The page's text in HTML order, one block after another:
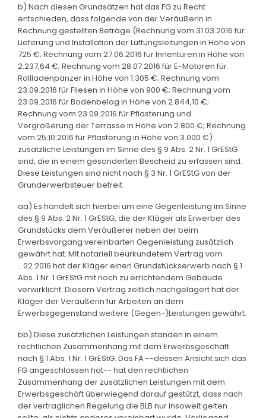
b) Nach diesen Grundsätzen hat das FG zu Recht
entschieden, dass folgende von der Veräußerin in
Rechnung gestellten Beträge (Rechnung vom 31.03.2016 für
Lieferung und Installation der Lüftungsleitungen in Höhe von
725 €; Rechnung vom 27.06.2016 für Innentüren in Höhe von
2.237,64 €; Rechnung vom 28.07.2016 für E-Motoren für
Rollladenpanzer in Höhe von 1.305 €; Rechnung vom
23.09.2016 für Fliesen in Höhe von 900 €; Rechnung vom
23.09.2016 für Bodenbelag in Höhe von 2.844,10 €;
Rechnung vom 23.09.2016 für Pflasterung und
Vergrößerung der Terrasse in Höhe von 2.800 €; Rechnung
vom 25.10.2016 für Pflasterung in Höhe von 3.000 €)
zusätzliche Leistungen im Sinne des § 9 Abs. 2 Nr. 1 GrEStG
sind, die in einem gesonderten Bescheid zu erfassen sind.
Diese Leistungen sind nicht nach § 3 Nr. 1 GrEStG von der
Grunderwerbsteuer befreit.
aa) Es handelt sich hierbei um eine Gegenleistung im Sinne
des § 9 Abs. 2 Nr. 1 GrEStG, die der Kläger als Erwerber des
Grundstücks dem Veräußerer neben der beim
Erwerbsvorgang vereinbarten Gegenleistung zusätzlich
gewährt hat. Mit notariell beurkundetem Vertrag vom
...02.2016 hat der Kläger einen Grundstückserwerb nach § 1
Abs. 1 Nr. 1 GrEStG mit noch zu errichtendem Gebäude
verwirklicht. Diesem Vertrag zeitlich nachgelagert hat der
Kläger der Veräußerin für Arbeiten an dem
Erwerbsgegenstand weitere (Gegen-)Leistungen gewährt.
bb) Diese zusätzlichen Leistungen standen in einem
rechtlichen Zusammenhang mit dem Erwerbsgeschäft
nach § 1 Abs. 1 Nr. 1 GrEStG. Das FA --dessen Ansicht sich das
FG angeschlossen hat-- hat den rechtlichen
Zusammenhang der zusätzlichen Leistungen mit dem
Erwerbsgeschäft überwiegend darauf gestützt, dass nach
der vertraglichen Regelung die BLB nur insoweit gelten